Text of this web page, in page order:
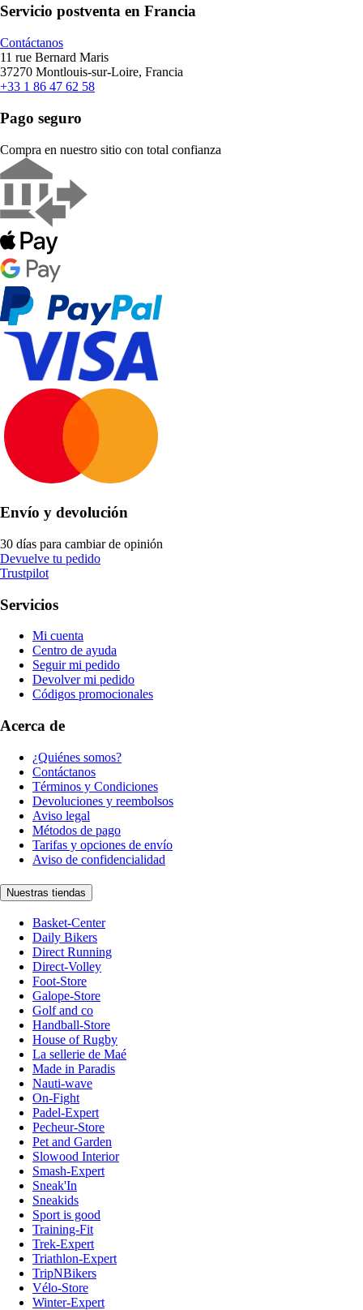
Servicio postventa en Francia
Contáctanos
11 rue Bernard Maris
37270 Montlouis-sur-Loire, Francia
+33 1 86 47 62 58
Pago seguro
Compra en nuestro sitio con total confianza
Envío y devolución
30 días para cambiar de opinión
Devuelve tu pedido
Trustpilot
Servicios
Mi cuenta
Centro de ayuda
Seguir mi pedido
Devolver mi pedido
Códigos promocionales
Acerca de
¿Quiénes somos?
Contáctanos
Términos y Condiciones
Devoluciones y reembolsos
Aviso legal
Métodos de pago
Tarifas y opciones de envío
Aviso de confidencialidad
Nuestras tiendas
Basket-Center
Daily Bikers
Direct Running
Direct-Volley
Foot-Store
Galope-Store
Golf and co
Handball-Store
House of Rugby
La sellerie de Maé
Made in Paradis
Nauti-wave
On-Fight
Padel-Expert
Pecheur-Store
Pet and Garden
Slowood Interior
Smash-Expert
Sneak'In
Sneakids
Sport is good
Training-Fit
Trek-Expert
Triathlon-Expert
TripNBikers
Vélo-Store
Winter-Expert